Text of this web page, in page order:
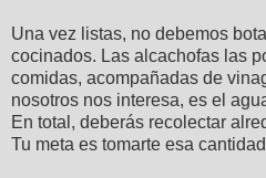
Una vez listas, no debemos
cocinados. Las alcachofas las
comidas, acompañadas de
nosotros nos interesa, es el
En total, deberás recolectar
Tu meta es tomarte esa